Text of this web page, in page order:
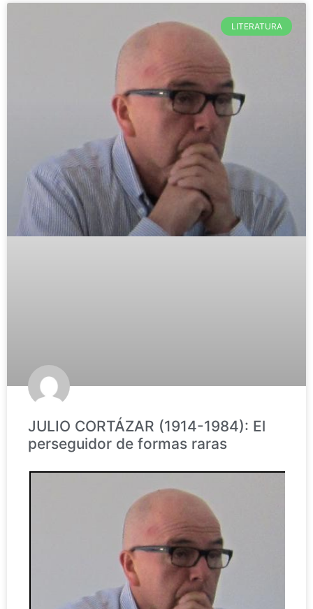
LITERATURA
JULIO CORTÁZAR (1914-1984): El
perseguidor de formas raras